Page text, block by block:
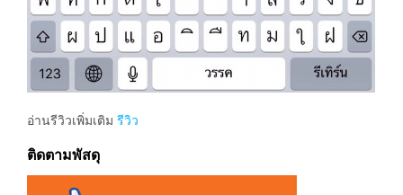
อ่านรีวิวเพิ่มเติม รีวิว
ติดตามพัสดุ